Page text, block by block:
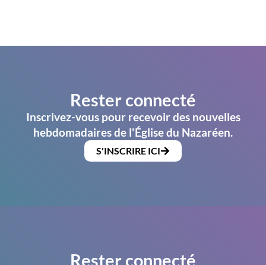
Rester connecté
Inscrivez-vous pour recevoir des nouvelles
hebdomadaires de l'Église du Nazaréen.
S'INSCRIRE ICI
Rester connecté